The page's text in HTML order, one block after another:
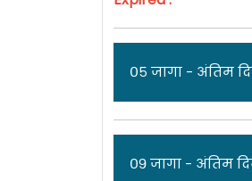
०५ जागा - अंतिम
०९ जागा - अंतिम